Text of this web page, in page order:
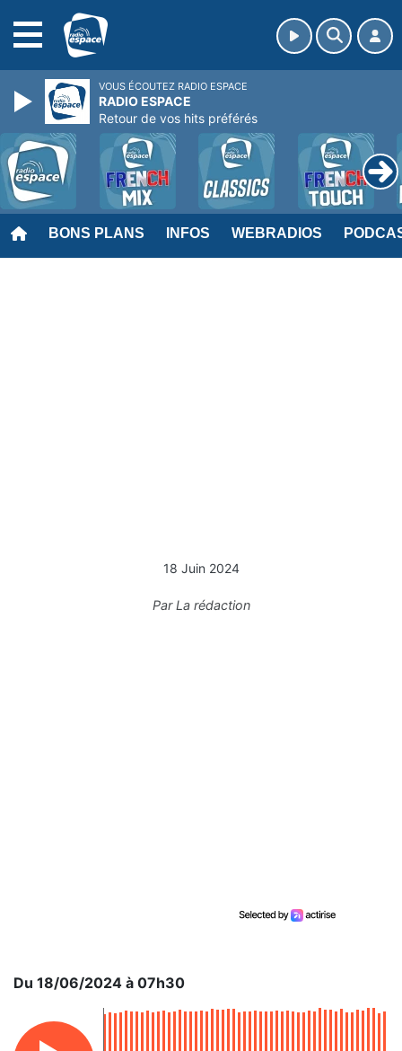
BONS PLANS INFOS WEBRADIOS
18 Juin 2024
ParLa rédaction
Du 18/06/2024 à 07h30
VOUS ÉCOUTEZ RADIO ESPACE
RADIO ESPACE
Retour de vos hits préférés